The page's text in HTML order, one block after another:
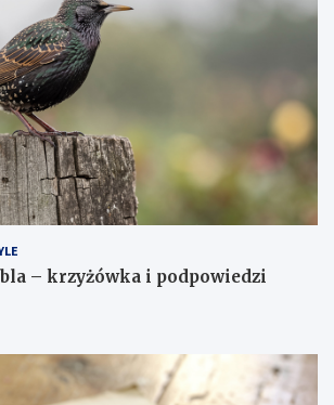
– krzyżówka i podpowiedzi